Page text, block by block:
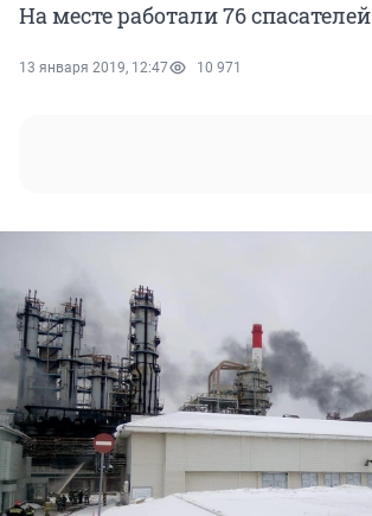
На месте работали 76 спасателей
13 января 2019, 12:47 10 971